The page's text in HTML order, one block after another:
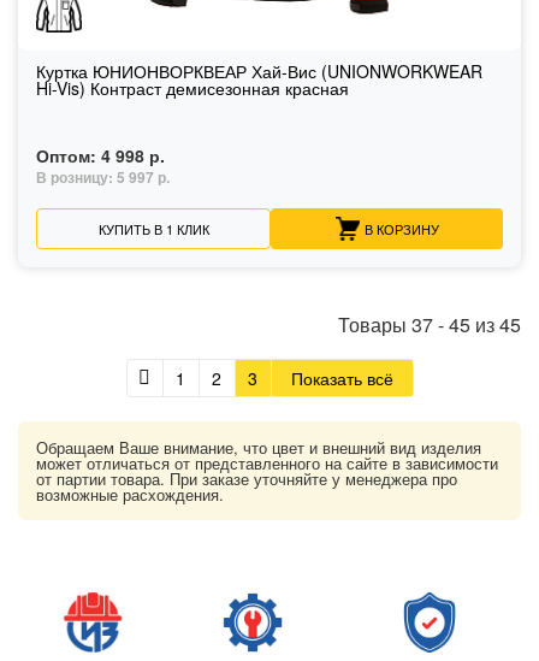
Куртка ЮНИОНВОРКВЕАР Хай-Вис (UNIONWORKWEAR
Hi-Vis) Контраст демисезонная красная
Оптом: 4 998 р.
В розницу: 5 997 р.
КУПИТЬ В 1 КЛИК В КОРЗИНУ
Товары 37-45 из45
1 2 3 Показать всё
Обращаем Ваше внимание, что цвет и внешний вид изделия
может отличаться от представленного на сайте в зависимости
от партии товара. При заказе уточняйте у менеджера про
возможные расхождения.